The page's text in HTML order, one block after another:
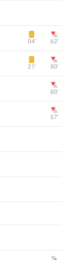
04‎’‎ 62‎’‎
21‎’‎ 80‎’‎
80‎’‎
57‎’‎